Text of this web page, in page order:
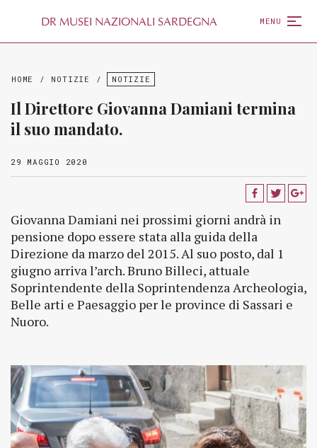
DR MUSEI NAZIONALI SARDEGNA MENU
HOME / NOTIZIE / NOTIZIE
Il Direttore Giovanna Damiani termina
il suo mandato.
29 MAGGIO 2020
Giovanna Damiani nei prossimi giorni andrà in
pensione dopo essere stata alla guida della
Direzione da marzo del 2015. Al suo posto, dal 1
giugno arriva l’arch. Bruno Billeci, attuale
Soprintendente della Soprintendenza Archeologia,
Belle arti e Paesaggio per le province di Sassari e
Nuoro.